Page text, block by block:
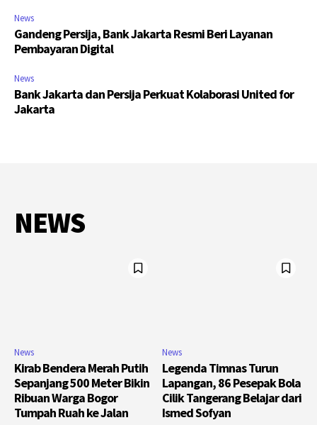
News
Gandeng Persija, Bank Jakarta Resmi Beri Layanan
Pembayaran Digital
News
Bank Jakarta dan Persija Perkuat Kolaborasi United for
Jakarta
NEWS
News
Kirab Bendera Merah Putih
Sepanjang 500 Meter Bikin
Ribuan Warga Bogor
Tumpah Ruah ke Jalan
News
Legenda Timnas Turun
Lapangan, 86 Pesepak Bola
Cilik Tangerang Belajar dari
Ismed Sofyan